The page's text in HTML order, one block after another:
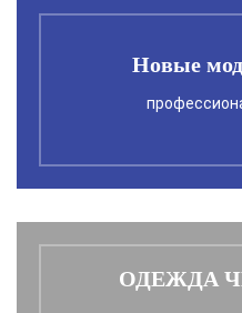
Новые
ОДЕЖДА